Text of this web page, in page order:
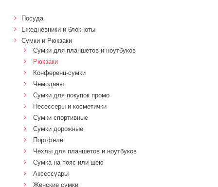
Посуда
Ежедневники и блокноты
Сумки и Рюкзаки
Сумки для планшетов и ноутбуков
Рюкзаки
Конференц-сумки
Чемоданы
Сумки для покупок промо
Несессеры и косметички
Сумки спортивные
Сумки дорожные
Портфели
Чехлы для планшетов и ноутбуков
Сумка на пояс или шею
Аксессуары
Женские сумки